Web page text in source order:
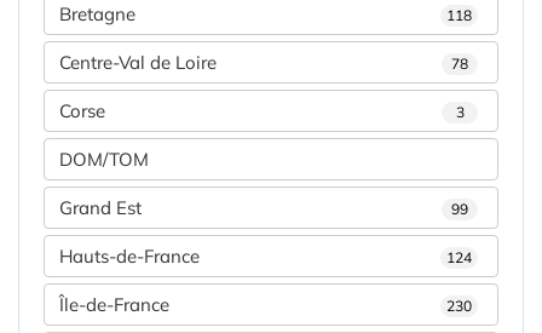
Bretagne 118
Centre-Val de Loire 78
Corse 3
DOM/TOM
Grand Est 99
Hauts-de-France 124
Île-de-France 230